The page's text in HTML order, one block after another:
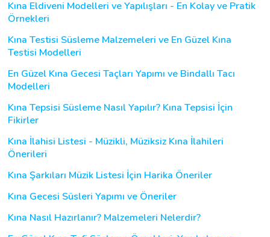
Kına Eldiveni Modelleri ve Yapılışları - En Kolay ve Pratik
Örnekleri
Kına Testisi Süsleme Malzemeleri ve En Güzel Kına
Testisi Modelleri
En Güzel Kına Gecesi Taçları Yapımı ve Bindallı Tacı
Modelleri
Kına Tepsisi Süsleme Nasıl Yapılır? Kına Tepsisi İçin
Fikirler
Kına İlahisi Listesi - Müzikli, Müziksiz Kına İlahileri
Önerileri
Kına Şarkıları Müzik Listesi İçin Harika Öneriler
Kına Gecesi Süsleri Yapımı ve Öneriler
Kına Nasıl Hazırlanır? Malzemeleri Nelerdir?